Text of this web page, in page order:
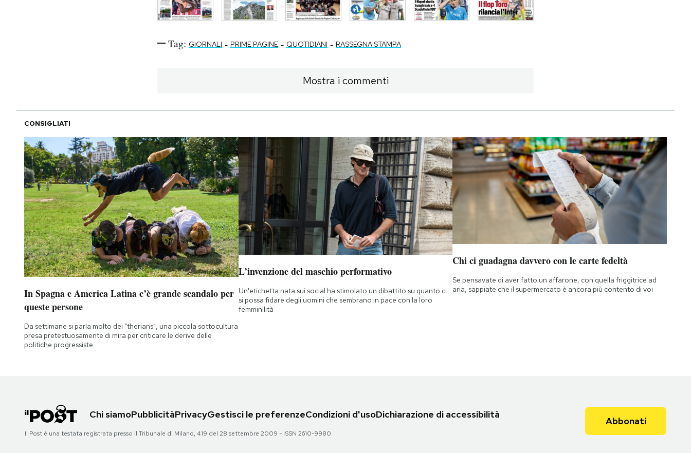
Tag: GIORNALI - PRIME PAGINE - QUOTIDIANI - RASSEGNA STAMPA
Mostra i commenti
CONSIGLIATI
In Spagna e America Latina c’è grande scandalo per
queste persone
Da settimane si parla molto dei "therians", una piccola sottocultura
presa pretestuosamente di mira per criticare le derive delle
politiche progressiste
L’invenzione del maschio performativo
Un'etichetta nata sui social ha stimolato un dibattito su quanto ci
si possa fidare degli uomini che sembrano in pace con la loro
femminilità
Chi ci guadagna davvero con le carte fedeltà
Se pensavate di aver fatto un affarone, con quella friggitrice ad
aria, sappiate che il supermercato è ancora più contento di voi
Chi siamoPubblicitàPrivacyGestisci le preferenzeCondizioni d'usoDichiarazione di accessibilità
Il Post è una testata registrata presso il Tribunale di Milano, 419 del 28 settembre 2009 - ISSN 2610-9980
Abbonati